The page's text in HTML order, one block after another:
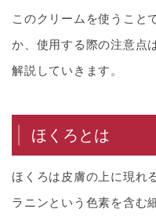
このクリームを使うこと
か、使用する際の注意点
解説していきます。
ほくろとは
ほくろは皮膚の上に現れ
ラニンという色素を含む